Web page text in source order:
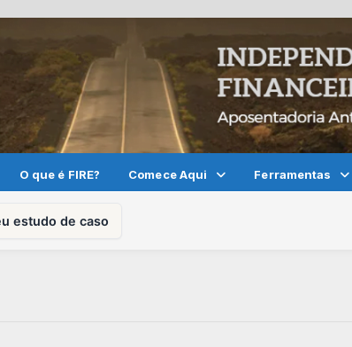
O que é FIRE? Comece Aqui Ferramentas
estudo de caso